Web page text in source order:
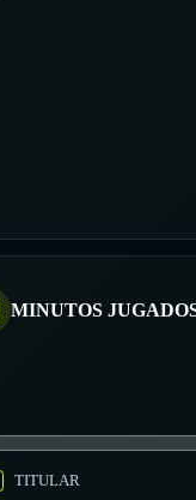
MINUTOS
TITULAR